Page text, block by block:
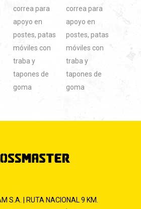
correa para
apoyo en
postes, patas
móviles con
traba y
tapones de
goma
correa para
apoyo en
postes, patas
móviles con
traba y
tapones de
goma
S.A. | RUTA NACIONAL 9 KM.